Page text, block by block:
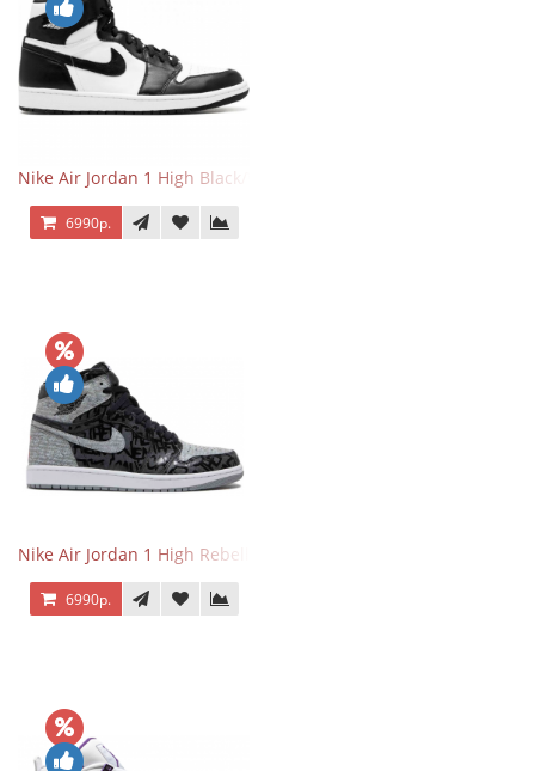
Nike Air Jordan 1 High Black/White
6990р.
Nike Air Jordan 1 High Rebellionaire
6990р.